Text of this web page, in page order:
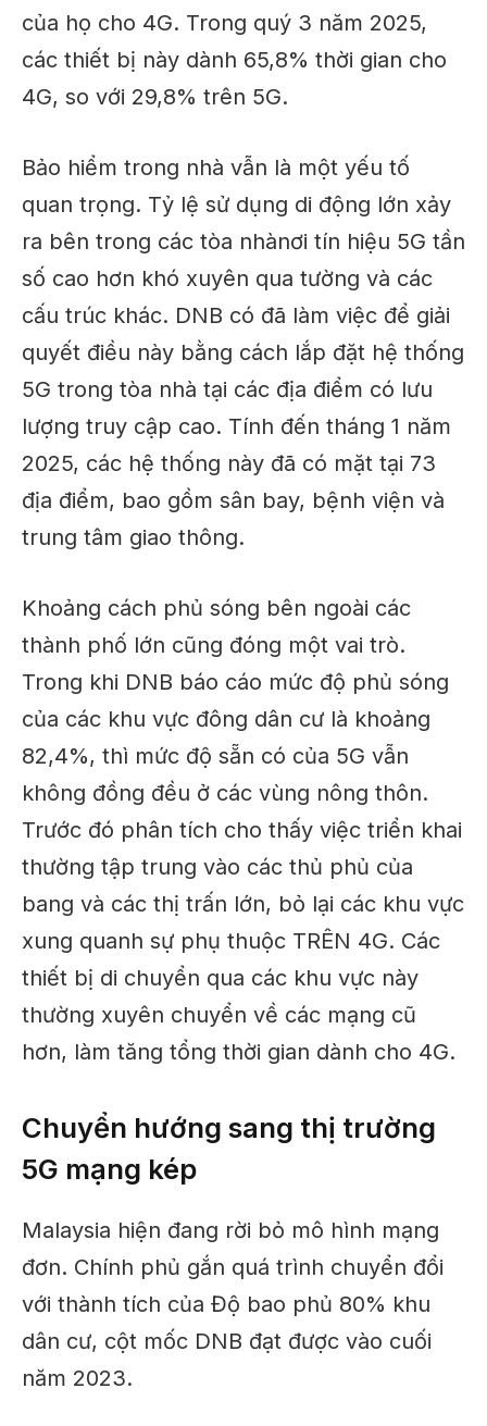
của họ cho 4G. Trong quý 3 năm 2025,
các thiết bị này dành 65,8% thời gian cho
4G, so với 29,8% trên 5G.
Bảo hiểm trong nhà vẫn là một yếu tố
quan trọng. Tỷ lệ sử dụng di động lớn xảy
ra bên trong các tòa nhànơi tín hiệu 5G tần
số cao hơn khó xuyên qua tường và các
cấu trúc khác. DNB có đã làm việc để giải
quyết điều này bằng cách lắp đặt hệ thống
5G trong tòa nhà tại các địa điểm có lưu
lượng truy cập cao. Tính đến tháng 1 năm
2025, các hệ thống này đã có mặt tại 73
địa điểm, bao gồm sân bay, bệnh viện và
trung tâm giao thông.
Khoảng cách phủ sóng bên ngoài các
thành phố lớn cũng đóng một vai trò.
Trong khi DNB báo cáo mức độ phủ sóng
của các khu vực đông dân cư là khoảng
82,4%, thì mức độ sẵn có của 5G vẫn
không đồng đều ở các vùng nông thôn.
Trước đó phân tích cho thấy việc triển khai
thường tập trung vào các thủ phủ của
bang và các thị trấn lớn, bỏ lại các khu vực
xung quanh sự phụ thuộc TRÊN 4G. Các
thiết bị di chuyển qua các khu vực này
thường xuyên chuyển về các mạng cũ
hơn, làm tăng tổng thời gian dành cho 4G.
Chuyển hướng sang thị trường
5G mạng kép
Malaysia hiện đang rời bỏ mô hình mạng
đơn. Chính phủ gắn quá trình chuyển đổi
với thành tích của Độ bao phủ 80% khu
dân cư, cột mốc DNB đạt được vào cuối
năm 2023.